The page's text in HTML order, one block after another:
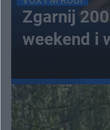
Zgarnij
weekend i